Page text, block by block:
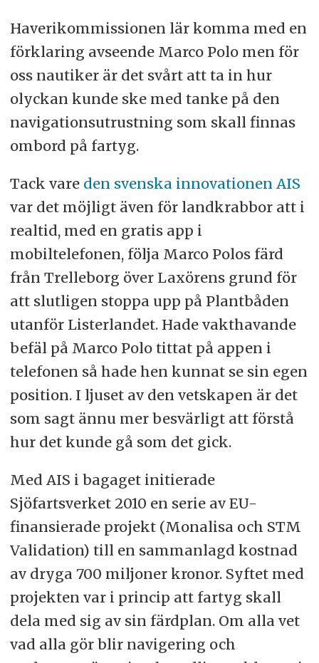
Haverikommissionen lär komma med en
förklaring avseende Marco Polo men för
oss nautiker är det svårt att ta in hur
olyckan kunde ske med tanke på den
navigationsutrustning som skall finnas
ombord på fartyg.
Tack vare den svenska innovationen AIS
var det möjligt även för landkrabbor att i
realtid, med en gratis app i
mobiltelefonen, följa Marco Polos färd
från Trelleborg över Laxörens grund för
att slutligen stoppa upp på Plantbåden
utanför Listerlandet. Hade vakthavande
befäl på Marco Polo tittat på appen i
telefonen så hade hen kunnat se sin egen
position. I ljuset av den vetskapen är det
som sagt ännu mer besvärligt att förstå
hur det kunde gå som det gick.
Med AIS i bagaget initierade
Sjöfartsverket 2010 en serie av EU-
finansierade projekt (Monalisa och STM
Validation) till en sammanlagd kostnad
av dryga 700 miljoner kronor. Syftet med
projekten var i princip att fartyg skall
dela med sig av sin färdplan. Om alla vet
vad alla gör blir navigering och